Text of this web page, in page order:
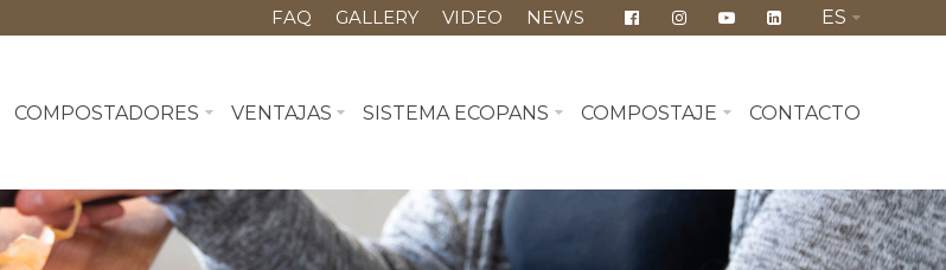
FAQ GALLERY VIDEO NEWS ES
COMPOSTADORES VENTAJAS SISTEMA ECOPANS COMPOSTAJE CONTACTO